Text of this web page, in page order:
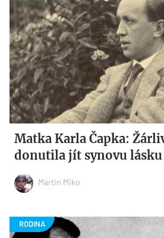
Matka Karla Čapka:
donutila jít synovu
Martin Miko